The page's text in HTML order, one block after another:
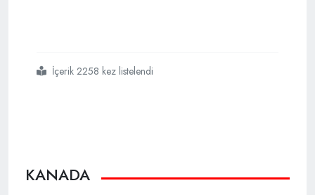
#kanada
#depremzede türkler
#kampanya
İçerik 2258 kez listelendi
KANADA